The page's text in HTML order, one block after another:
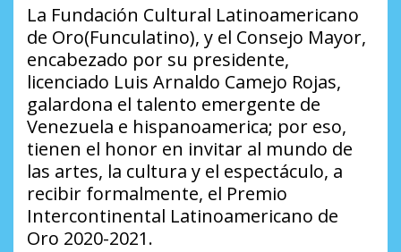
La Fundación Cultural Latinoamericano
de Oro(Funculatino), y el Consejo Mayor,
encabezado por su presidente,
licenciado Luis Arnaldo Camejo Rojas,
galardona el talento emergente de
Venezuela e hispanoamerica; por eso,
tienen el honor en invitar al mundo de
las artes, la cultura y el espectáculo, a
recibir formalmente, el Premio
Intercontinental Latinoamericano de
Oro 2020-2021.